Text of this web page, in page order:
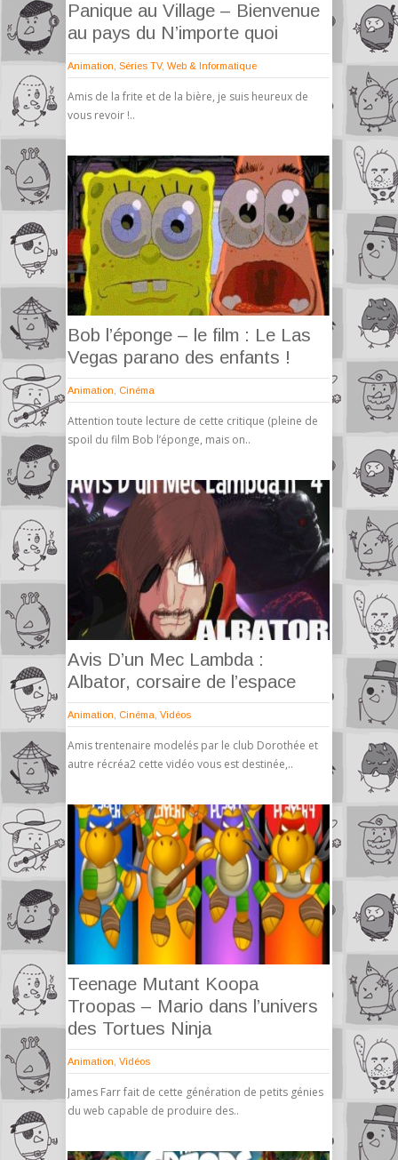
Panique au Village – Bienvenue
au pays du N’importe quoi
Animation Séries TV, Web & Informatique
Amis de la frite et de la bière, je suis heureux de
vous revoir !..
Bob l’éponge – le film : Le Las
Vegas parano des enfants !
Animation Cinéma
Attention toute lecture de cette critique (pleine de
spoil du film Bob l’éponge, mais on..
Avis D’un Mec Lambda :
Albator, corsaire de l’espace
Animation Cinéma Vidéos
Amis trentenaire modelés par le club Dorothée et
autre récréa2 cette vidéo vous est destinée,..
Teenage Mutant Koopa
Troopas – Mario dans l’univers
des Tortues Ninja
Animation Vidéos
James Farr fait de cette génération de petits génies
du web capable de produire des..